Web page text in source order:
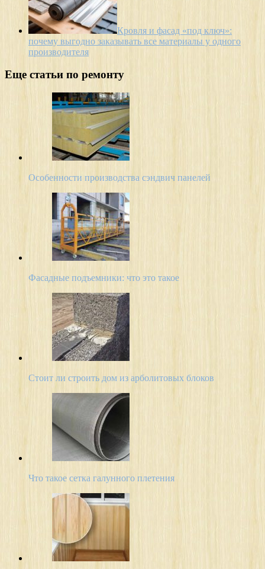
Кровля и фасад «под ключ»:
почему выгодно заказывать все материалы у одного
производителя
Еще статьи по ремонту
Особенности производства сэндвич панелей
Фасадные подъемники: что это такое
Стоит ли строить дом из арболитовых блоков
Что такое сетка галунного плетения